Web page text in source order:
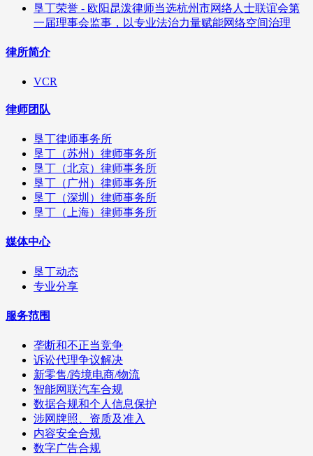
垦丁荣誉 - 欧阳昆泼律师当选杭州市网络人士联谊会第
一届理事会监事，以专业法治力量赋能网络空间治理
律所简介
VCR
律师团队
垦丁律师事务所
垦丁（苏州）律师事务所
垦丁（北京）律师事务所
垦丁（广州）律师事务所
垦丁（深圳）律师事务所
垦丁（上海）律师事务所
媒体中心
垦丁动态
专业分享
服务范围
垄断和不正当竞争
诉讼代理争议解决
新零售/跨境电商/物流
智能网联汽车合规
数据合规和个人信息保护
涉网牌照、资质及准入
内容安全合规
数字广告合规